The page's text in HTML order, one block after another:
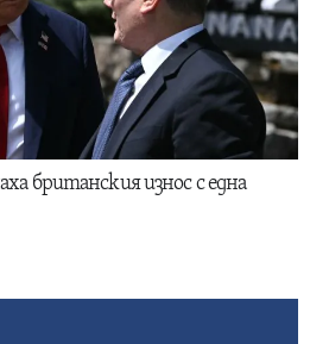
британския износ с една